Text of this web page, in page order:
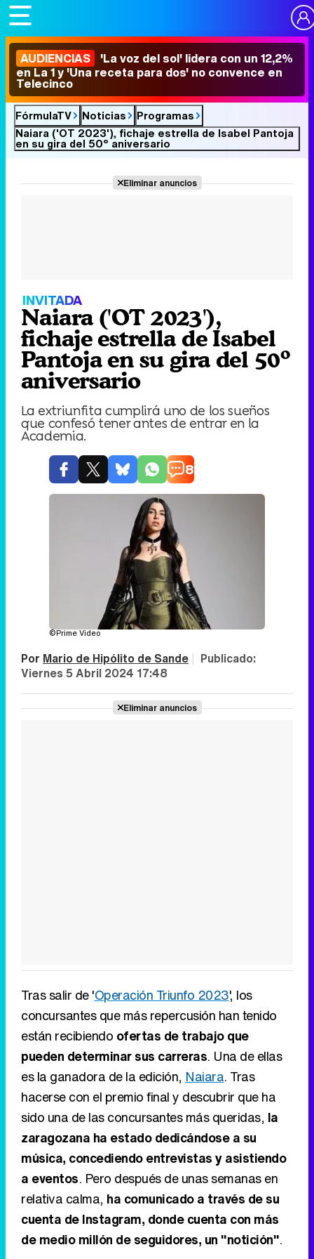
AUDIENCIAS 'La voz del sol' lidera con un 12,2%
en La 1 y 'Una receta para dos' no convence en
Telecinco
FórmulaTV Noticias
Programas
Naiara ('OT 2023'), fichaje estrella de Isabel Pantoja
en su gira del 50º aniversario
Eliminar anuncios
INVITADA
Naiara ('OT 2023'),
fichaje estrella de Isabel
Pantoja en su gira del 50º
aniversario
La extriunfita cumplirá uno de los sueños
que confesó tener antes de entrar en la
Academia.
8
©Prime Video
Por Mario de Hipólito de Sande | Publicado:
Viernes 5 Abril 2024 17:48
Eliminar anuncios
Tras salir de 'Operación Triunfo 2023', los
concursantes que más repercusión han tenido
están recibiendo ofertas de trabajo que
pueden determinar sus carreras. Una de ellas
es la ganadora de la edición, Naiara. Tras
hacerse con el premio final y descubrir que ha
sido una de las concursantes más queridas, la
zaragozana ha estado dedicándose a su
música, concediendo entrevistas y asistiendo
a eventos. Pero después de unas semanas en
relativa calma, ha comunicado a través de su
cuenta de Instagram, donde cuenta con más
de medio millón de seguidores, un "notición".